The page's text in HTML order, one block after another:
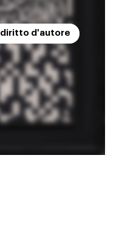
diritto d'autore